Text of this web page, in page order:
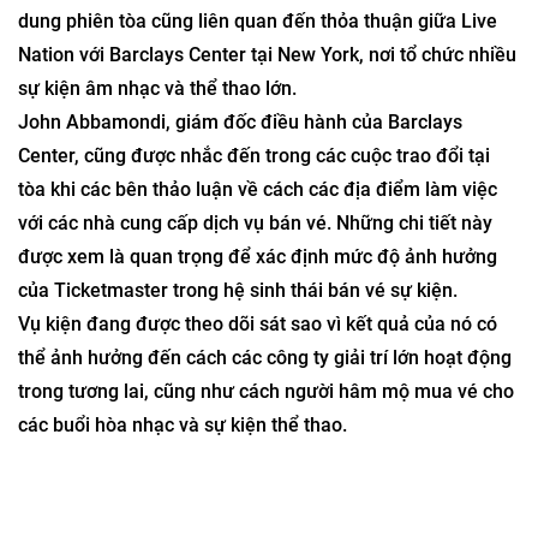
dung phiên tòa cũng liên quan đến thỏa thuận giữa Live
Nation với Barclays Center tại New York, nơi tổ chức nhiều
sự kiện âm nhạc và thể thao lớn.
John Abbamondi, giám đốc điều hành của Barclays
Center, cũng được nhắc đến trong các cuộc trao đổi tại
tòa khi các bên thảo luận về cách các địa điểm làm việc
với các nhà cung cấp dịch vụ bán vé. Những chi tiết này
được xem là quan trọng để xác định mức độ ảnh hưởng
của Ticketmaster trong hệ sinh thái bán vé sự kiện.
Vụ kiện đang được theo dõi sát sao vì kết quả của nó có
thể ảnh hưởng đến cách các công ty giải trí lớn hoạt động
trong tương lai, cũng như cách người hâm mộ mua vé cho
các buổi hòa nhạc và sự kiện thể thao.